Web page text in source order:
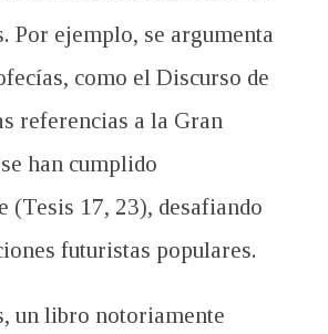
Por ejemplo, se argumenta
como el Discurso de
referencias a la Gran
han cumplido
(Tesis 17, 23), desafiando
futuristas populares.
un libro notoriamente